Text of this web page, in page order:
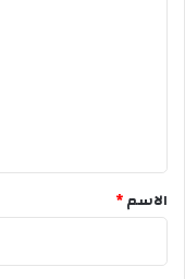
*
الاسم*